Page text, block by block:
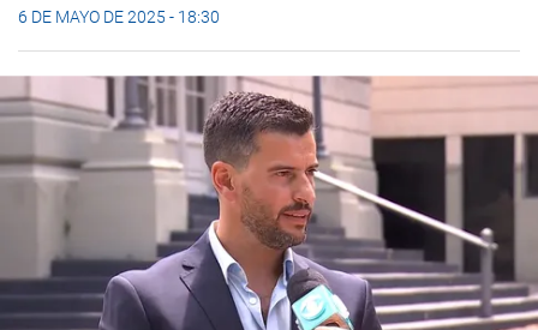
6 DE MAYO DE 2025 - 18:30